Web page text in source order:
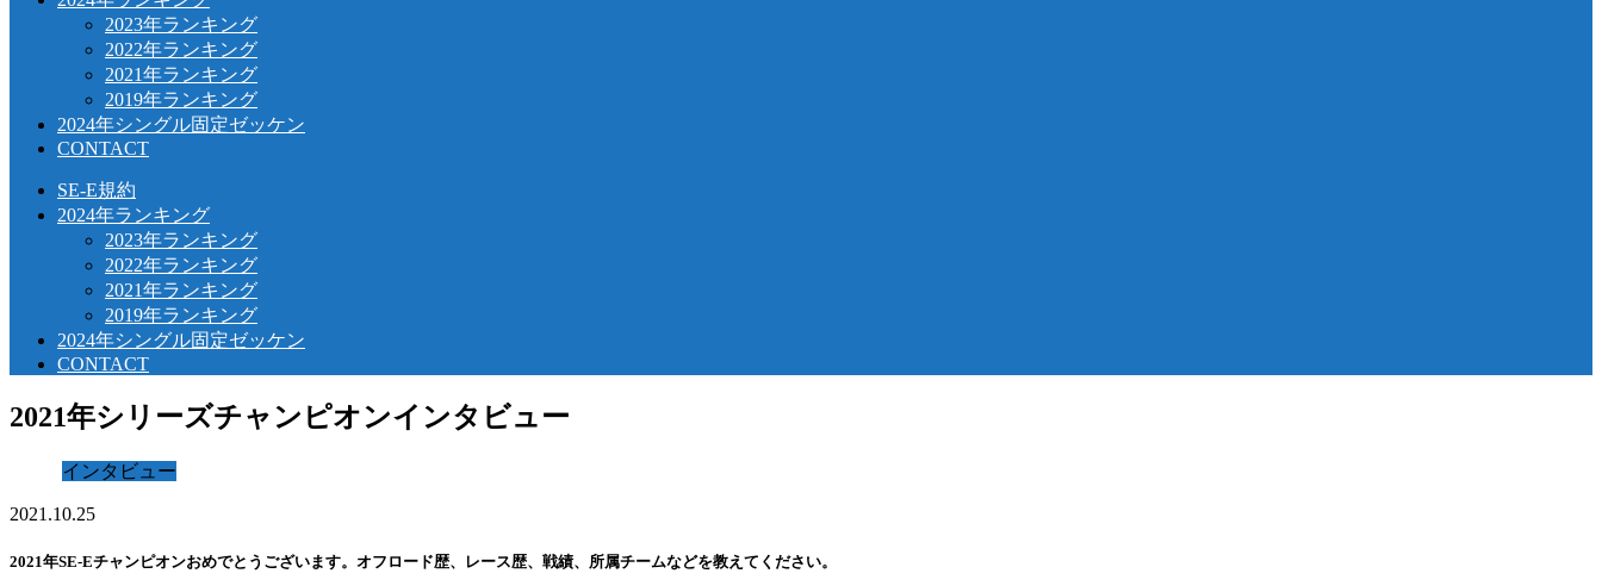
2023年ランキング
2022年ランキング
2021年ランキング
2019年ランキング
2024年シングル固定ゼッケン
CONTACT
SE-E規約
2024年ランキング
2023年ランキング
2022年ランキング
2021年ランキング
2019年ランキング
2024年シングル固定ゼッケン
CONTACT
2021年シリーズチャンピオンインタビュー
インタビュー
2021.10.25
2021年SE-Eチャンピオンおめでとうございます。オフロード歴、レース歴、戦績、所属チームなどを教えてください。